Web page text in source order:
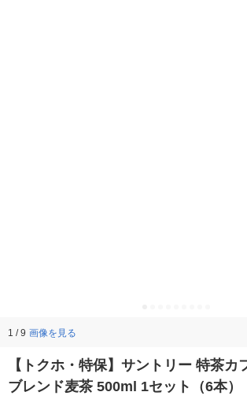
1 / 9 画像を見る
【トクホ・特保】サントリー 特茶カ
ブレンド麦茶 500ml 1セット（6本）